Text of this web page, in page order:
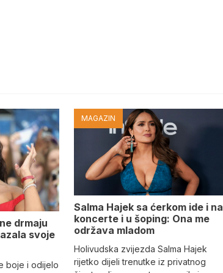
drmaju
svoje
boje i odijelo
MAGAZIN
Salma Hajek sa ćerkom ide i na
koncerte i u šoping: Ona me
održava mladom
Holivudska zvijezda Salma Hajek
rijetko dijeli trenutke iz privatnog